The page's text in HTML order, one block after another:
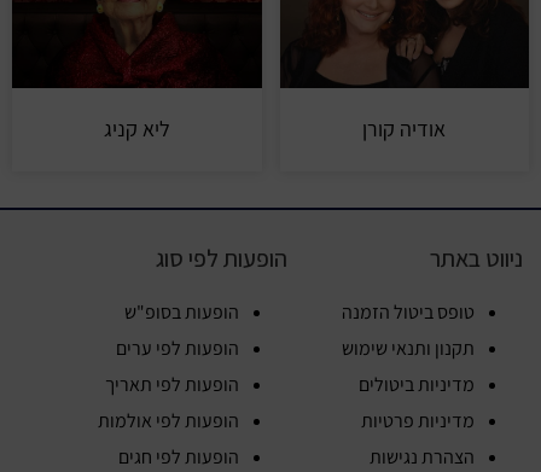
אודיה קורן ליא קניג
ניווט באתר
טופס ביטול הזמנה
תקנון ותנאי שימוש
מדיניות ביטולים
מדיניות פרטיות
הצהרת נגישות
הופעות לפי סוג
הופעות בסופ"ש
הופעות לפי ערים
הופעות לפי תאריך
הופעות לפי אולמות
הופעות לפי חגים